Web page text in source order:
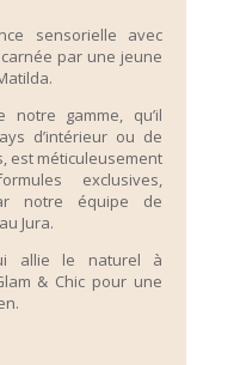
sensorielle avec
par une jeune
notre gamme, qu’il
d’intérieur ou de
est méticuleusement
exclusives,
notre équipe de
Jura.
allie le naturel à
& Chic pour une